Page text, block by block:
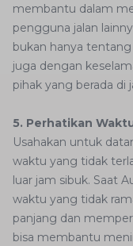
membantu dalam
pengguna jalan
bukan hanya
juga dengan
pihak yang berada di
5. Perhatikan
Usahakan untuk
waktu yang tidak
luar jam sibuk. Saat
waktu yang tidak
panjang dan
bisa membantu